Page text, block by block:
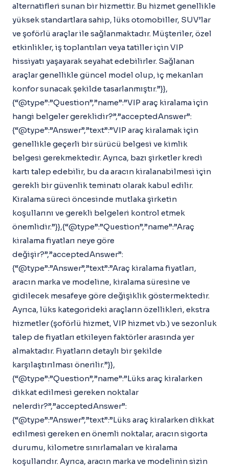
alternatifleri sunan bir hizmettir. Bu hizmet genellikle
yüksek standartlara sahip, lüks otomobiller, SUV’lar
ve şoförlü araçlar ile sağlanmaktadır. Müşteriler, özel
etkinlikler, iş toplantıları veya tatiller için VIP
hissiyatı yaşayarak seyahat edebilirler. Sağlanan
araçlar genellikle güncel model olup, iç mekanları
konfor sunacak şekilde tasarlanmıştır.”}},
{“@type”:”Question”,”name”:”VIP araç kiralama için
hangi belgeler gereklidir?”,”acceptedAnswer”:
{“@type”:”Answer”,”text”:”VIP araç kiralamak için
genellikle geçerli bir sürücü belgesi ve kimlik
belgesi gerekmektedir. Ayrıca, bazı şirketler kredi
kartı talep edebilir, bu da aracın kiralanabilmesi için
gerekli bir güvenlik teminatı olarak kabul edilir.
Kiralama süreci öncesinde mutlaka şirketin
koşullarını ve gerekli belgeleri kontrol etmek
önemlidir.”}},{“@type”:”Question”,”name”:”Araç
kiralama fiyatları neye göre
değişir?”,”acceptedAnswer”:
{“@type”:”Answer”,”text”:”Araç kiralama fiyatları,
aracın marka ve modeline, kiralama süresine ve
gidilecek mesafeye göre değişiklik göstermektedir.
Ayrıca, lüks kategorideki araçların özellikleri, ekstra
hizmetler (şoförlü hizmet, VIP hizmet vb.) ve sezonluk
talep de fiyatları etkileyen faktörler arasında yer
almaktadır. Fiyatların detaylı bir şekilde
karşılaştırılması önerilir.”}},
{“@type”:”Question”,”name”:”Lüks araç kiralarken
dikkat edilmesi gereken noktalar
nelerdir?”,”acceptedAnswer”:
{“@type”:”Answer”,”text”:”Lüks araç kiralarken dikkat
edilmesi gereken en önemli noktalar, aracın sigorta
durumu, kilometre sınırlamaları ve kiralama
koşullarıdır. Ayrıca, aracın marka ve modelinin sizin